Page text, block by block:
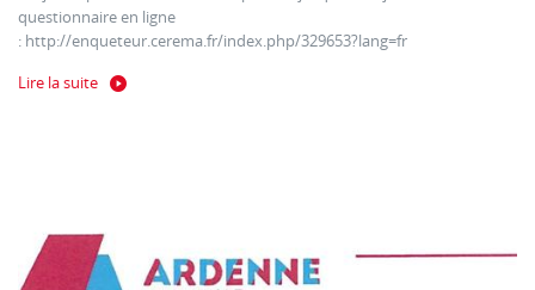
questionnaire en ligne
: http://enqueteur.cerema.fr/index.php/329653?lang=fr
Lire la suite